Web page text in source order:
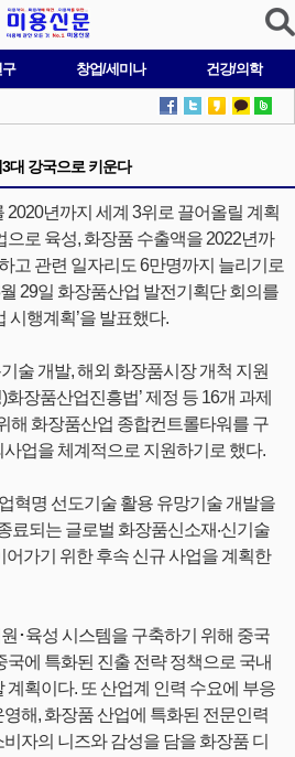
창업/세미나 건강/의학
대 강국으로 키운다
2020년까지 세계 3위로 끌어올릴 계획
으로 육성, 화장품 수출액을 2022년까
고 관련 일자리도 6만명까지 늘리기로
29일 화장품산업 발전기획단 회의를
시행계획’을 발표했다.
술 개발, 해외 화장품시장 개척 지원
화장품산업진흥법’ 제정 등 16개 과제
해 화장품산업 종합컨트롤타워를 구
업을 체계적으로 지원하기로 했다.
혁명 선도기술 활용 유망기술 개발을
료되는 글로벌 화장품신소재‧신기술
가기 위한 후속 신규 사업을 계획한
･육성 시스템을 구축하기 위해 중국
국에 특화된 진출 전략 정책으로 국내
계획이다. 또 산업계 인력 수요에 부응
해, 화장품 산업에 특화된 전문인력
자의 니즈와 감성을 담을 화장품 디